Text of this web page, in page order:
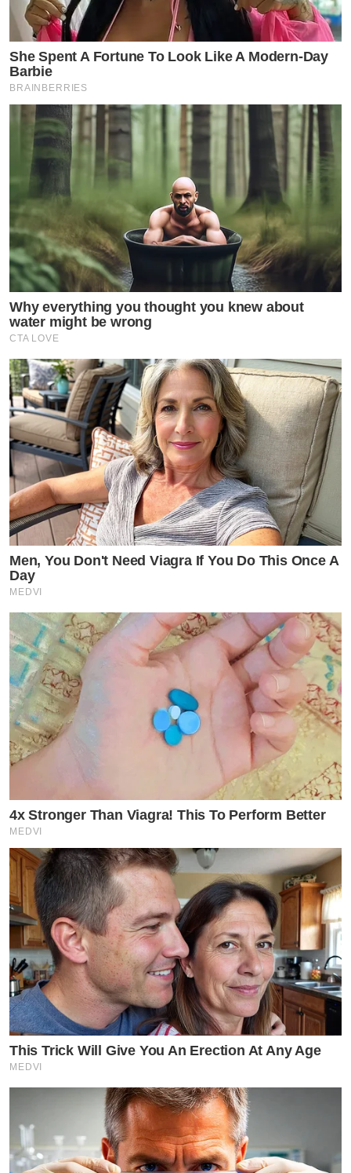
She Spent A Fortune To Look Like A Modern-Day
Barbie
BRAINBERRIES
Why everything you thought you knew about
water might be wrong
CTA LOVE
Men, You Don't Need Viagra If You Do This Once A
Day
MEDVI
4x Stronger Than Viagra! This To Perform Better
MEDVI
This Trick Will Give You An Erection At Any Age
MEDVI